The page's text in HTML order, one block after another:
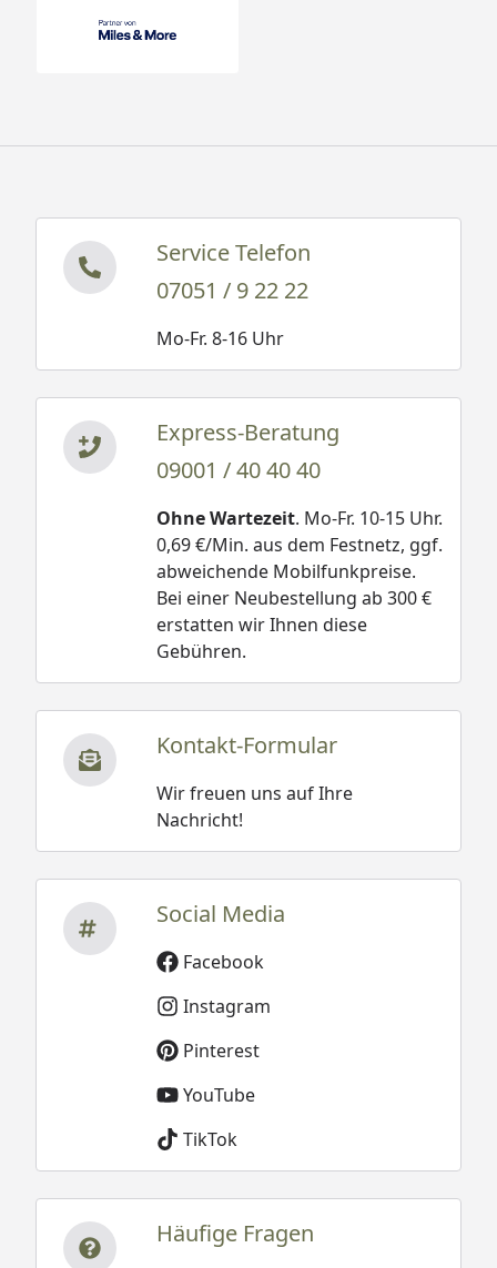
Service Telefon
07051 / 9 22 22
Mo-Fr. 8-16 Uhr
Express-Beratung
09001 / 40 40 40
Ohne Wartezeit. Mo-Fr. 10-15 Uhr.
0,69 €/Min. aus dem Festnetz, ggf.
abweichende Mobilfunkpreise.
Bei einer Neubestellung ab 300 €
erstatten wir Ihnen diese
Gebühren.
Kontakt-Formular
Wir freuen uns auf Ihre
Nachricht!
Social Media
Facebook
Instagram
Pinterest
YouTube
TikTok
Häufige Fragen